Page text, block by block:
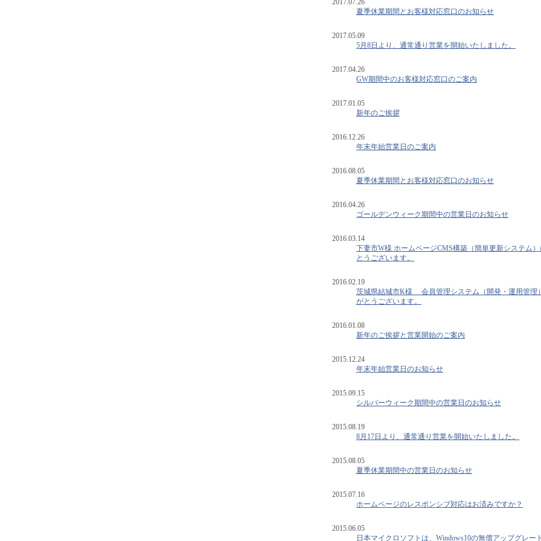
2017.07.26
夏季休業期間とお客様対応窓口のお知らせ
2017.05.09
5月8日より、通常通り営業を開始いたしました。
2017.04.26
GW期間中のお客様対応窓口のご案内
2017.01.05
新年のご挨拶
2016.12.26
年末年始営業日のご案内
2016.08.05
夏季休業期間とお客様対応窓口のお知らせ
2016.04.26
ゴールデンウィーク期間中の営業日のお知らせ
2016.03.14
下妻市W様 ホームページCMS構築（簡単更新システム
とうございます。
2016.02.19
茨城県結城市K様 会員管理システム（開発・運用管理
がとうございます。
2016.01.08
新年のご挨拶と営業開始のご案内
2015.12.24
年末年始営業日のお知らせ
2015.09.15
シルバーウィーク期間中の営業日のお知らせ
2015.08.19
8月17日より、通常通り営業を開始いたしました。
2015.08.05
夏季休業期間中の営業日のお知らせ
2015.07.16
ホームページのレスポンシブ対応はお済みですか？
2015.06.05
日本マイクロソフトは、Windows10の無償アップグレー